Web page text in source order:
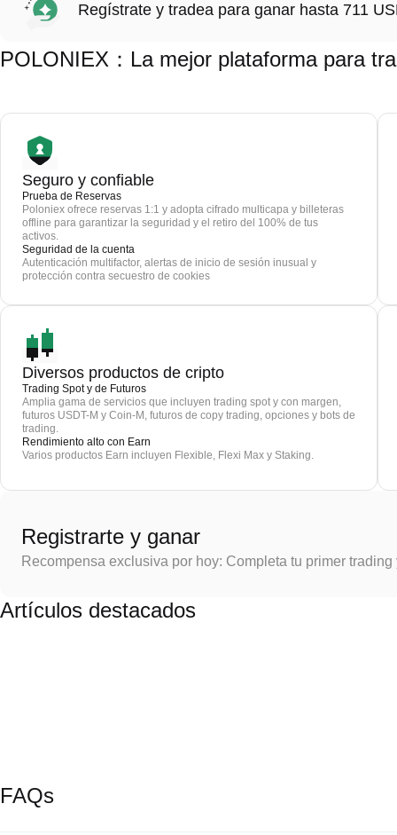
Regístrate y tradea para ganar hasta 711
POLONIEX：La mejor plataforma para
Seguro y confiable
Prueba de Reservas
Poloniex ofrece reservas 1:1 y adopta cifrado multicapa y billeteras
offline para garantizar la seguridad y el retiro del 100% de tus
activos.
Seguridad de la cuenta
Autenticación multifactor, alertas de inicio de sesión inusual y
protección contra secuestro de cookies
Diversos productos de cripto
Trading Spot y de Futuros
Amplia gama de servicios que incluyen trading spot y con margen,
futuros USDT-M y Coin-M, futuros de copy trading, opciones y bots de
trading.
Rendimiento alto con Earn
Varios productos Earn incluyen Flexible, Flexi Max y Staking.
Registrarte y ganar
Recompensa exclusiva por hoy: Completa tu primer
Artículos destacados
FAQs